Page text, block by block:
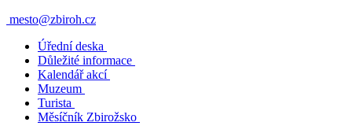
mesto@zbiroh.cz
Úřední deska
Důležité informace
Kalendář akcí
Muzeum
Turista
Měsíčník Zbirožsko